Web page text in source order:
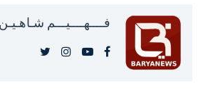
فــــهــــيـــم شـاهـیـن‎‎